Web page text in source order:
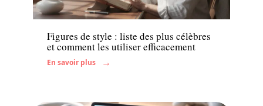
Enfant
Figures de style : liste des plus célèbres
et comment les utiliser efficacement
En savoir plus